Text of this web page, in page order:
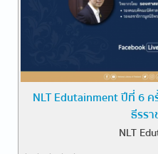
NLT Edutainment ปีที่ 6
ธีรร
NLT